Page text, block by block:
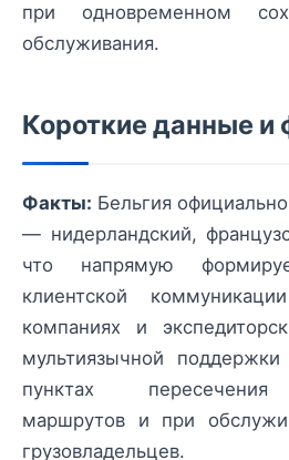
при одновременном
обслуживания.
Короткие данные и
Факты: Бельгия
— нидерландский,
что напрямую
клиентской
компаниях и
мультиязычной
пунктах
маршрутов и при
грузовладельцев.